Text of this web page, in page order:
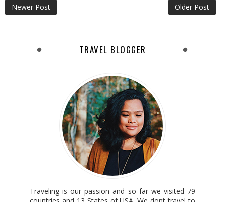
Newer Post Older Post
TRAVEL BLOGGER
Traveling is our passion and so far we visited 79